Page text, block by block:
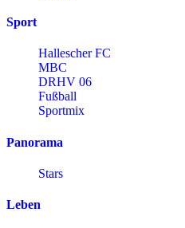
Sport
Hallescher FC
MBC
DRHV 06
Fußball
Sportmix
Panorama
Stars
Leben